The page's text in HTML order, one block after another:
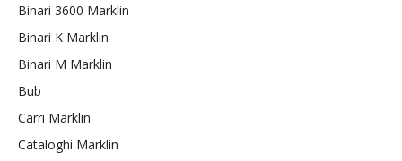
Binari 3600 Marklin
Binari K Marklin
Binari M Marklin
Bub
Carri Marklin
Cataloghi Marklin